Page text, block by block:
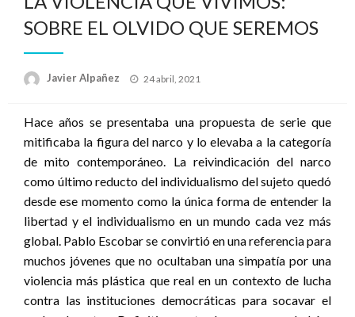
SOBRE EL OLVIDO QUE SEREMOS
Javier Alpañez
Publicado
24 abril, 2021
Hace años se presentaba una propuesta de serie que
mitificaba la figura del narco y lo elevaba a la categoría
de mito contemporáneo. La reivindicación del narco
como último reducto del individualismo del sujeto quedó
desde ese momento como la única forma de entender la
libertad y el individualismo en un mundo cada vez más
global. Pablo Escobar se convirtió en una referencia para
muchos jóvenes que no ocultaban una simpatía por una
violencia más plástica que real en un contexto de lucha
contra las instituciones democráticas para socavar el